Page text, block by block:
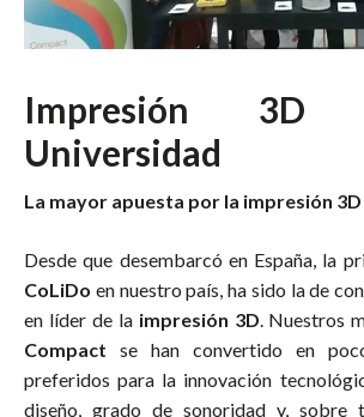
Impresión
Universidad
La mayor apuesta por la impresión 3D
Desde que desembarcó en España, la
CoLiDo en nuestro país, ha sido la de
en líder de laimpresión 3D. Nuestros
Compact se han convertido en
preferidos para la innovación
diseño, grado de sonoridad y, sobre